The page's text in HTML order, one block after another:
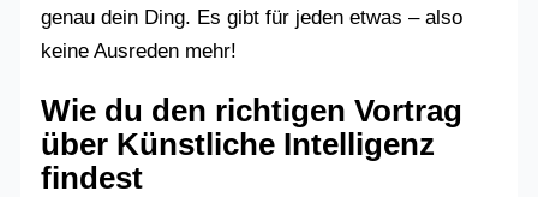
genau dein Ding. Es gibt für jeden etwas – also
keine Ausreden mehr!
Wie du den richtigen Vortrag
über Künstliche Intelligenz
findest